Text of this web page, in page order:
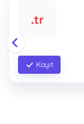
Kayıt